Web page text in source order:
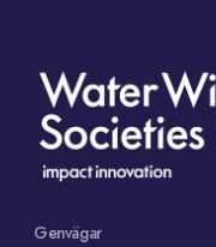
Genvägar